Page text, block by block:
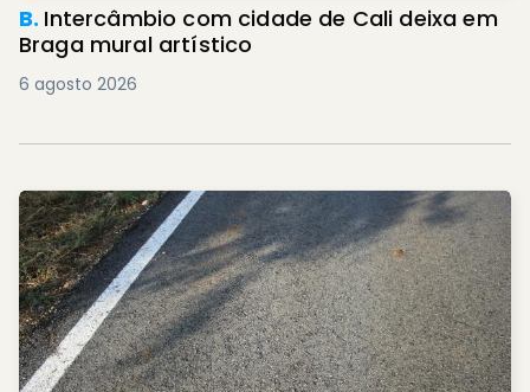
B. Intercâmbio com cidade de Cali deixa em
Braga mural artístico
6 agosto 2026